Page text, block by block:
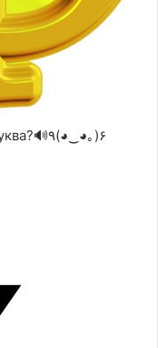
٩(◕‿◕｡)۶ 🔊Как произносится эта буква?🔊٩(◕‿◕｡)۶